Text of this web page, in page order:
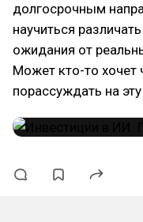
долгосрочным
научиться
ожидания от
Может кто-то хочет
порассуждать на